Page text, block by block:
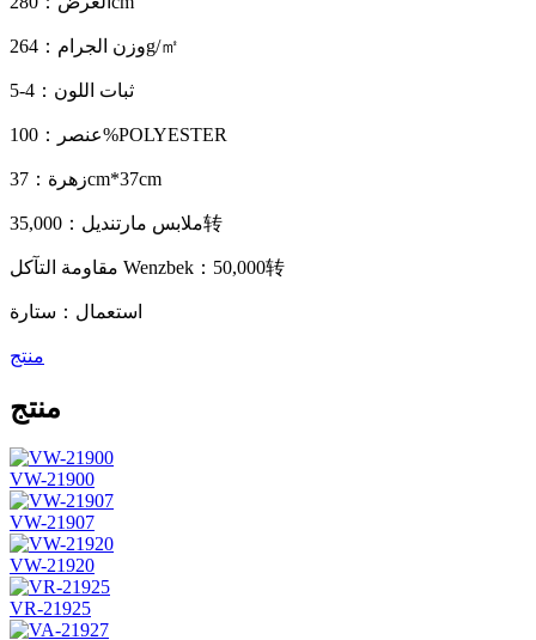
وزن الجرام：264g/㎡
ثبات اللون：4-5
عنصر：100%POLYESTER
زهرة：37cm*37cm
ملابس مارتنديل：35,000转
مقاومة التآكل Wenzbek：50,000转
استعمال：ستارة
منتج
منتج
VW-21900
VW-21907
VW-21920
VR-21925